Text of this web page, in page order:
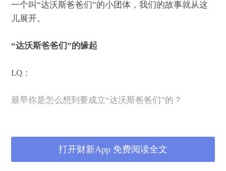
一个叫“达沃斯爸爸们”的小团体，我们的故事就从这
儿展开。
“达沃斯爸爸们”的缘起
LQ：
最早你是怎么想到要成立“达沃斯爸爸们”的？
我们这个小社群，可以叫达沃斯爸爸们，也可以叫
打开财新App 免费阅读全文